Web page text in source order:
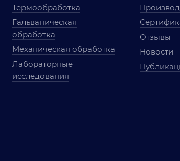
Термообработка
Гальваническая
обработка
Механическая обработка
Лабораторные
исследования
Отзывы
Новости